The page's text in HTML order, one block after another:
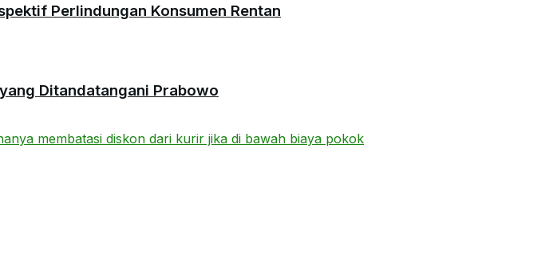
Perlindungan Konsumen Rentan
Ditandatangani Prabowo